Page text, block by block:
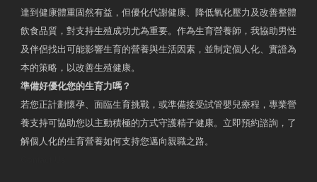
達到健康體重固然有益，但優化代謝健康、降低氧化壓力及改善整體
飲食品質，對支持生殖成功尤為重要。作為生育營養師，我協助男性
及伴侶找出可能影響生育的營養與生活因素，並制定個人化、實證為
本的策略，以改善生殖健康。
準備好優化您的生育力嗎？
若您正計劃懷孕、面臨生育挑戰，或準備接受試管嬰兒療程，專業營
養支持可協助您以主動積極的方式守護精子健康。立即預約諮詢，了
解個人化的生育營養如何支持您邁向親職之路。